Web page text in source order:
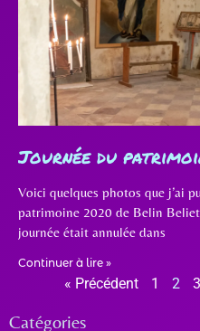
Journée du
Voici quelques photos que j’ai
patrimoine 2020 de Belin
journée était annulée dans
Continuer à lire »
« Précédent 1 2 3
Catégories